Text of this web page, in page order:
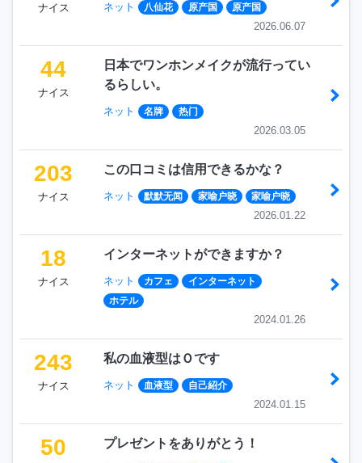
ナイス ネット 八仙花 原产国 原产国
2026.06.07
44
ナイス
日本でワンホンメイクが流行ってい
るらしい。
ネット 名牌 热门
2026.03.05
203
ナイス
この口コミは信用できるかな？
ネット 默默无闻 家喻户晓 家喻户晓
2026.01.22
18
ナイス
インターネットができますか？
ネット カフェ
インターネット
ホテル
2024.01.26
243
ナイス
私の血液型はＯです
ネット 血液型 自己紹介
2024.01.15
50 プレゼントをありがとう！